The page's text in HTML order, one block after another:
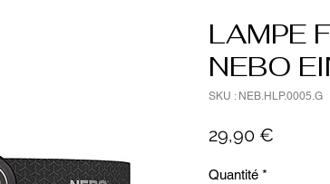
LAMPE
NEBO
SKU : NEB.HLP.0005.G
29,90 €
Quantité *